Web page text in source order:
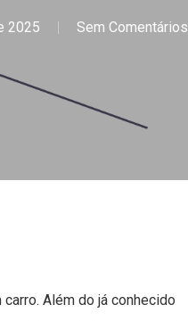
2025 Sem Comentários
Além do já conhecido